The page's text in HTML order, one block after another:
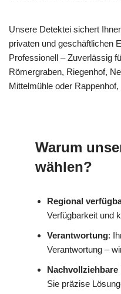
Unsere Detektei sichert
privaten und geschäftlichen
Professionell – Zuverlässig
Römergraben, Riegenhof,
Mittelmühle oder
Warum
wählen?
Regional
Verfügbarkeit und
Verantwortung:
Verantwortung –
Nachvollziehbare
Sie präzise